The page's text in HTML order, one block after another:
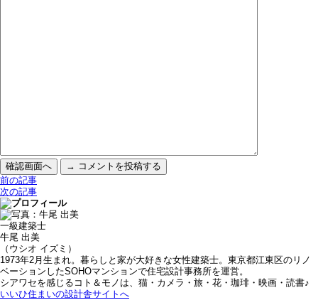
前の記事
次の記事
一級建築士
牛尾 出美
（ウシオ イズミ）
1973年2月生まれ。暮らしと家が大好きな女性建築士。東京都江東区のリノ
ベーションしたSOHOマンションで住宅設計事務所を運営。
シアワセを感じるコト＆モノは、猫・カメラ・旅・花・珈琲・映画・読書♪
いいひ住まいの設計舎サイトへ